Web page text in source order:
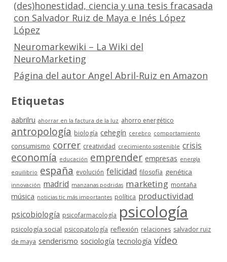
(des)honestidad, ciencia y una tesis fracasada
con Salvador Ruiz de Maya e Inés López
López
Neuromarkewiki – La Wiki del
NeuroMarketing
Página del autor Angel Abril-Ruiz en Amazon
Etiquetas
aabrilru ahorrar en la factura de la luz ahorro energético
antropología biología cehegín cerebro comportamiento
consumismo correr creatividad crecimiento sostenible crisis
economía educación emprender empresas energía
equilibrio españa evolución felicidad filosofía genética
innovación madrid manzanas podridas marketing montaña
música noticias tic más importantes política productividad
psicobiología psicofarmacología psicología
psicología social psicopatología reflexión relaciones salvador ruiz
de maya senderismo sociología tecnología vídeo